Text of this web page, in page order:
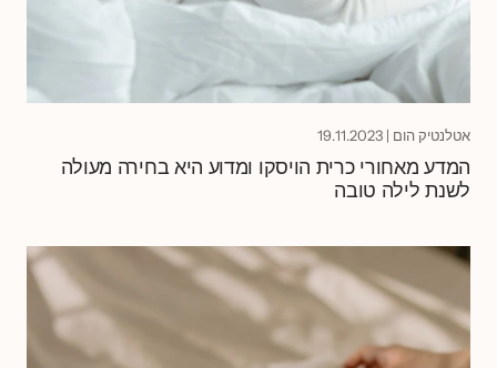
אטלנטיק הום |
19.11.2023
המדע מאחורי כרית הויסקו ומדוע היא בחירה מעולה
לשנת לילה טובה